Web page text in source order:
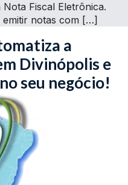
Fiscal Eletrônica.
emitir notas com […]
a
Divinópolis e
seu negócio!